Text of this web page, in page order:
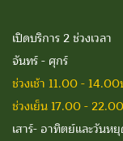
เปิดบริการ 2 ช่วงเวลา
จันทร์ - ศุกร์
ช่วงเช้า 11.00 -
ช่วงเย็น 17.00 -
เสาร์- อาทิตย์และวัน